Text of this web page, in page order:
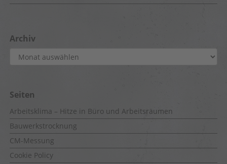
Archiv
Archiv
Seiten
Arbeitsklima – Hitze in Büro und Arbeitsräumen
Bauwerkstrocknung
CM-Messung
Cookie Policy